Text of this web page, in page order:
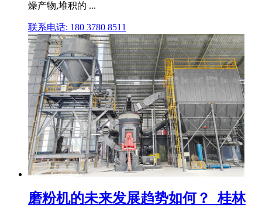
燥产物,堆积的 ...
联系电话: 180 3780 8511
磨粉机的未来发展趋势如何？_桂林